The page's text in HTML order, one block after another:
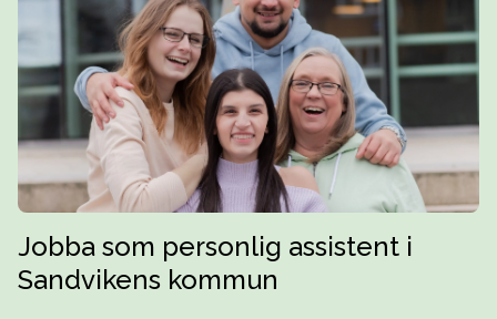
Jobba som personlig assistent i
Sandvikens kommun